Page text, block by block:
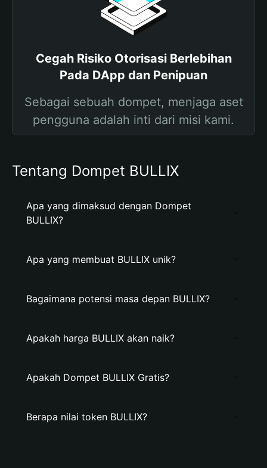
Cegah Risiko Otorisasi Berlebihan
Pada DApp dan Penipuan
Sebagai sebuah dompet, menjaga aset
pengguna adalah inti dari misi kami.
Tentang Dompet BULLIX
Apa yang dimaksud dengan Dompet
BULLIX?
Apa yang membuat BULLIX unik?
Bagaimana potensi masa depan BULLIX?
Apakah harga BULLIX akan naik?
Apakah Dompet BULLIX Gratis?
Berapa nilai token BULLIX?